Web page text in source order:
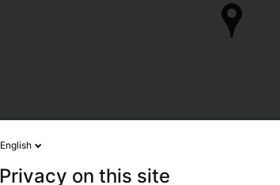
English
Privacy on this site